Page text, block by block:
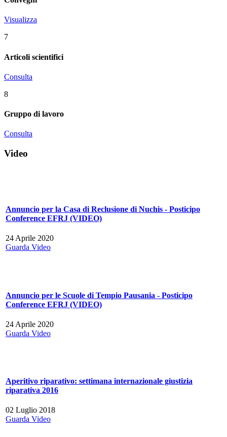
Visualizza
7
Articoli scientifici
Consulta
8
Gruppo di lavoro
Consulta
Video
Annuncio per la Casa di Reclusione di Nuchis - Posticipo
Conference EFRJ (VIDEO)
24 Aprile 2020
Guarda Video
Annuncio per le Scuole di Tempio Pausania - Posticipo
Conference EFRJ (VIDEO)
24 Aprile 2020
Guarda Video
Aperitivo riparativo: settimana internazionale giustizia
riparativa 2016
02 Luglio 2018
Guarda Video